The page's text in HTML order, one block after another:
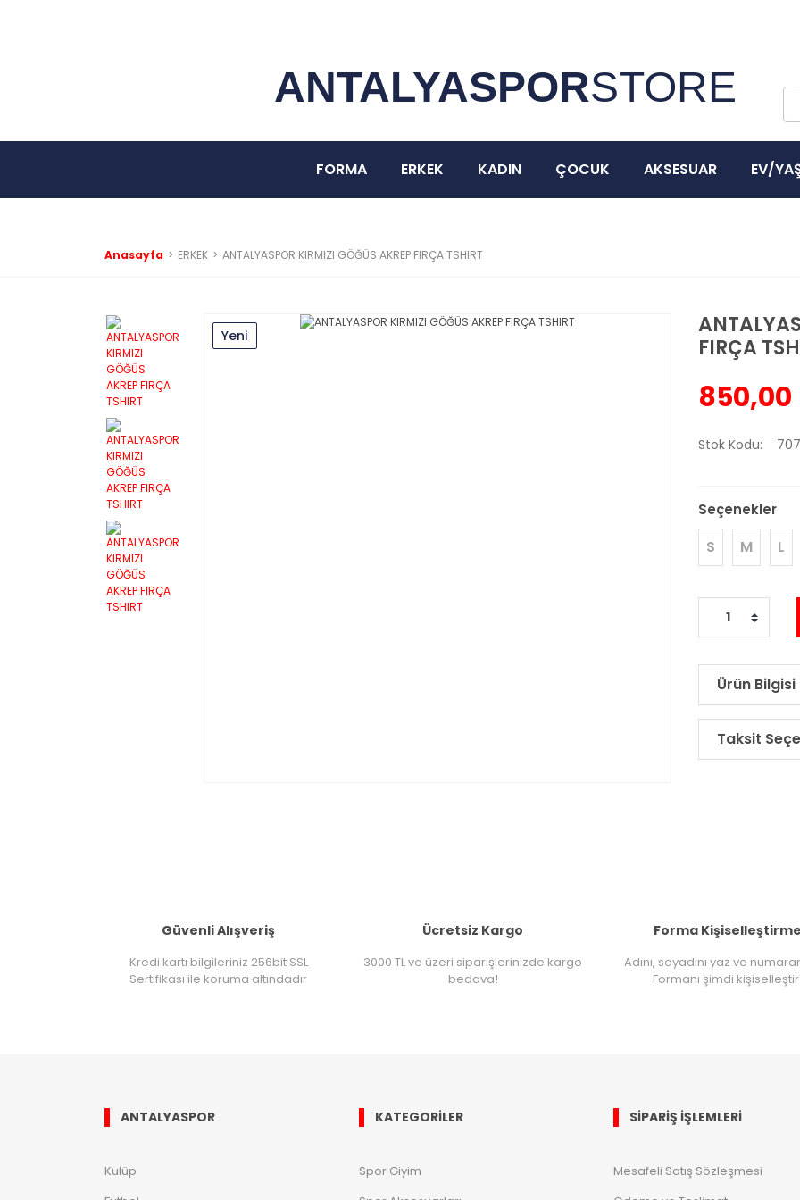
ANTALYASPORSTORE
FORMA ERKEK KADIN ÇOCUK AKSESUAR EV/
Anasayfa ERKEK ANTALYASPOR KIRMIZI GÖĞÜS AKREP FIRÇA TSHIRT
Yeni
FIRÇA
850,00
Stok Kodu
Seçenekler
S M L
Ürün Bilgisi
Taksit
Güvenli Alışveriş
Kredi kartı bilgileriniz 256bit SSL
Sertifikası ile koruma altındadır
Ücretsiz Kargo
3000 TL ve üzeri siparişlerinizde kargo
bedava!
Forma
Adını, soyadını yaz ve
Formanı şimdi
ANTALYASPOR
Kulüp
KATEGORİLER
Spor Giyim
SİPARİŞ İŞLEMLERİ
Mesafeli Satış Sözleşmesi